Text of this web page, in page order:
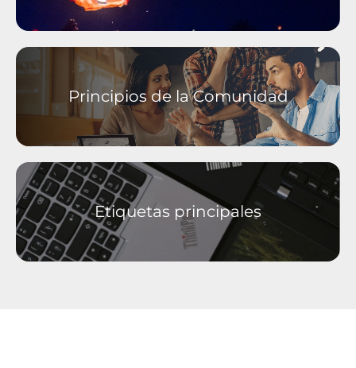
Principios de la Comunidad
Etiquetas principales